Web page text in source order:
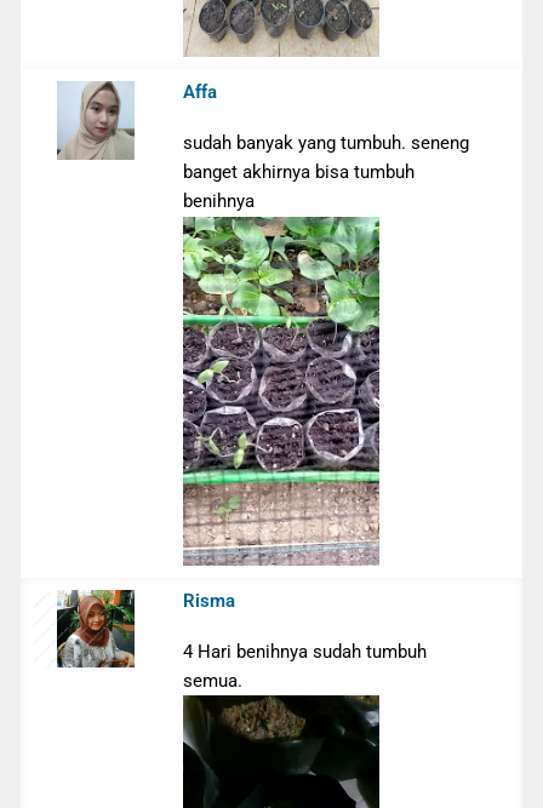
Affa
sudah banyak yang tumbuh. seneng
banget akhirnya bisa tumbuh
benihnya
Risma
4 Hari benihnya sudah tumbuh
semua.